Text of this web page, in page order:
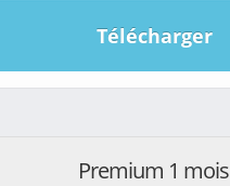
Télécharger
Premium 1 mois